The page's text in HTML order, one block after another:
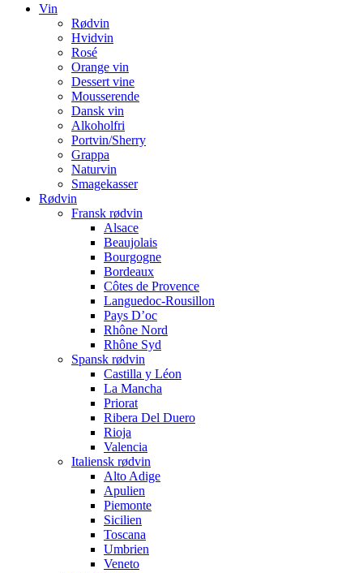
Vin
Rødvin
Hvidvin
Rosé
Orange vin
Dessert vine
Mousserende
Dansk vin
Alkoholfri
Portvin/Sherry
Grappa
Naturvin
Smagekasser
Rødvin
Fransk rødvin
Alsace
Beaujolais
Bourgogne
Bordeaux
Côtes de Provence
Languedoc-Rousillon
Pays D’oc
Rhône Nord
Rhône Syd
Spansk rødvin
Castilla y Léon
La Mancha
Priorat
Ribera Del Duero
Rioja
Valencia
Italiensk rødvin
Alto Adige
Apulien
Piemonte
Sicilien
Toscana
Umbrien
Veneto